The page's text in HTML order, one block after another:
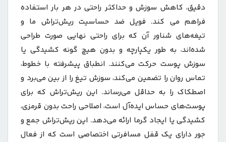
دقیق، کاهش سوزش و حداکثر راحتی در هر بار استفاده
فراهم می کند. فویل ضد حساسیت ریش‌تراش ما و
تیغه‌های شناور آن که برای راحتی نهایی صورت طراحی
شده‌اند، به طور یکپارچه و بدون هیچ گونه کشیدگی یا
سوزش پوست حرکت می‌کنند. انطباق پیشرفته با خطوط،
تماس روان را تضمین می‌کند، سوزش تیغ را از بین می‌برد و
اصطکاک را به حداقل می‌رساند. این ریش‌تراش که برای
پوست‌های حساس ایده‌آل است، اصلاحی راحت بدون قرمزی،
کشیدگی یا ایجاد گرما ارائه می‌دهد. این ریش‌تراش جمع و
جور دارای یک قفل مسافرتی اختصاصی است که از فعال